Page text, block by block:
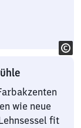
wie neue
fit